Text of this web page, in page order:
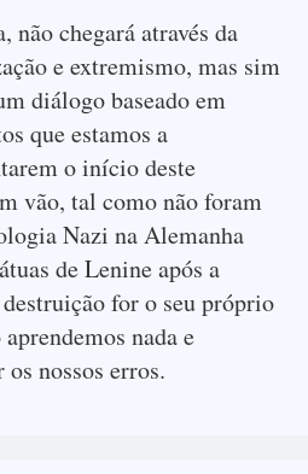
não chegará através da
e extremismo, mas sim
diálogo baseado em
que estamos a
o início deste
vão, tal como não foram
Nazi na Alemanha
de Lenine após a
for o seu próprio
nada e
nossos erros.